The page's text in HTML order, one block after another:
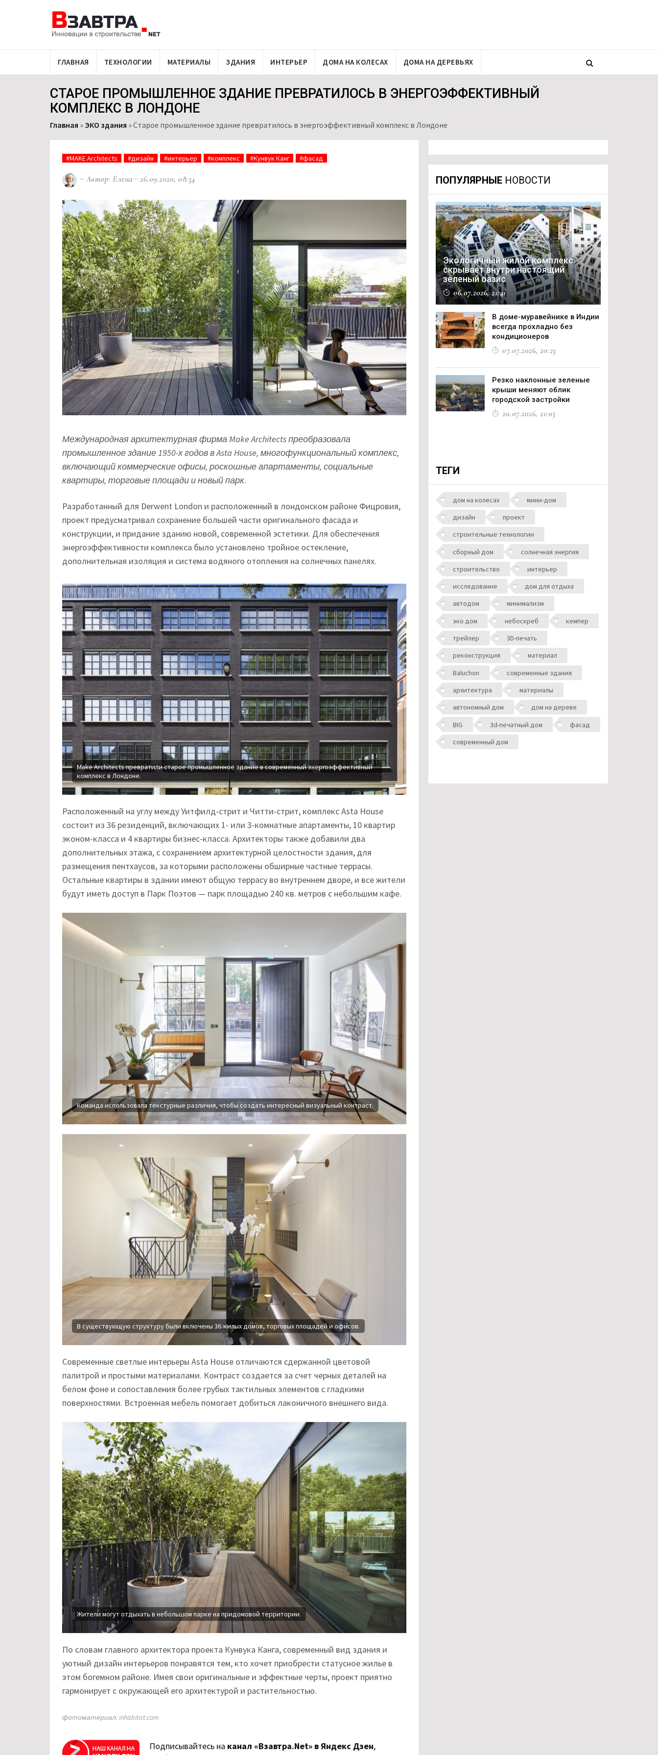
ГЛАВНАЯ ТЕХНОЛОГИИ МАТЕРИАЛЫ ЗДАНИЯ ИНТЕРЬЕР ДОМА НА КОЛЕСАХ ДОМА НА ДЕРЕВЬЯХ
СТАРОЕ ПРОМЫШЛЕННОЕ ЗДАНИЕ ПРЕВРАТИЛОСЬ В ЭНЕРГОЭФФЕКТИВНЫЙ
КОМПЛЕКС В ЛОНДОНЕ
Главная » ЭКО здания »Старое промышленное здание превратилось в энергоэффективный комплекс в Лондоне
#MAKE Architects #дизайн #интерьер #комплекс #Кунвук Канг #фасад
Автор: Елена 26.09.2020, 08:34
Международная архитектурная фирма Make Architects преобразовала
промышленное здание 1950-х годов в Asta House, многофункциональный комплекс,
включающий коммерческие офисы, роскошные апартаменты, социальные
квартиры, торговые площади и новый парк.
Разработанный для Derwent London и расположенный в лондонском районе Фицровия,
проект предусматривал сохранение большей части оригинального фасада и
конструкции, и придание зданию новой, современной эстетики. Для обеспечения
энергоэффективности комплекса было установлено тройное остекление,
дополнительная изоляция и система водяного отопления на солнечных панелях.
Make Architects превратили старое промышленное здание в современный энергоэффективный
комплекс в Лондоне.
Расположенный на углу между Уитфилд-стрит и Читти-стрит, комплекс Asta House
состоит из 36 резиденций, включающих 1- или 3-комнатные апартаменты, 10 квартир
эконом-класса и 4 квартиры бизнес-класса. Архитекторы также добавили два
дополнительных этажа, с сохранением архитектурной целостности здания, для
размещения пентхаусов, за которыми расположены обширные частные террасы.
Остальные квартиры в здании имеют общую террасу во внутреннем дворе, и все жители
будут иметь доступ в Парк Поэтов — парк площадью 240 кв. метров с небольшим кафе.
Команда использовала текстурные различия, чтобы создать интересный визуальный контраст.
В существующую структуру были включены 36 жилых домов, торговых площадей и офисов.
Современные светлые интерьеры Asta House отличаются сдержанной цветовой
палитрой и простыми материалами. Контраст создается за счет черных деталей на
белом фоне и сопоставления более грубых тактильных элементов с гладкими
поверхностями. Встроенная мебель помогает добиться лаконичного внешнего вида.
Жители могут отдыхать в небольшом парке на придомовой территории.
По словам главного архитектора проекта Кунвука Канга, современный вид здания и
уютный дизайн интерьеров понравятся тем, кто хочет приобрести статусное жилье в
этом богемном районе. Имея свои оригинальные и эффектные черты, проект приятно
гармонирует с окружающей его архитектурой и растительностью.
фотоматериал: inhabitat.com
Подписывайтесь на канал «Взавтра.Net» в Яндекс Дзен,
ПОПУЛЯРНЫЕ НОВОСТИ
Экологичный жилой комплекс
скрывает внутри настоящий
зеленый оазис
06.07.2026, 21:41
В доме-муравейнике в Индии
всегда прохладно без
кондиционеров
07.07.2026, 20:23
Резко наклонные зеленые
крыши меняют облик
городской застройки
20.07.2026, 21:03
ТЕГИ
дом на колесах
мини-дом
дизайн
проект
строительные технологии
сборный дом
солнечная энергия
строительство
интерьер
исследование
дом для отдыха
автодом
минимализм
эко дом
небоскреб
кемпер
трейлер
3D-печать
реконструкция
материал
Baluchon
современные здания
архитектура
материалы
автономный дом
дом на дереве
BIG
3d-печатный дом
фасад
современный дом